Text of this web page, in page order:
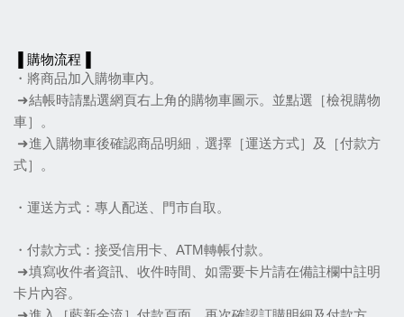
▐ 購物流程▐
・將商品加入購物車內。
➜結帳時請點選網頁右上角的購物車圖示。並點選［檢視購物
車］。
➜進入購物車後確認商品明細﹐選擇［運送方式］及［付款方
式］。
・運送方式：專人配送、門市自取。
・付款方式：接受信用卡、ATM轉帳付款。
➜填寫收件者資訊、收件時間、如需要卡片請在備註欄中註明
卡片內容。